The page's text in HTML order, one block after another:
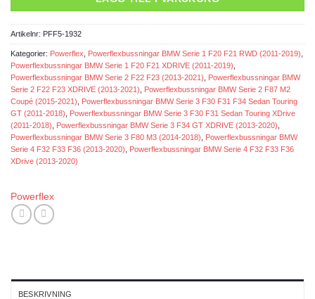
Artikelnr: PFF5-1932
Kategorier: Powerflex Powerflexbussningar BMW Serie 1 F20 F21 RWD (2011-2019)
Powerflexbussningar BMW Serie 1 F20 F21 XDRIVE (2011-2019)
Powerflexbussningar BMW Serie 2 F22 F23 (2013-2021)
Powerflexbussningar BMW
Serie 2 F22 F23 XDRIVE (2013-2021)
Powerflexbussningar BMW Serie 2 F87 M2
Coupé (2015-2021)
Powerflexbussningar BMW Serie 3 F30 F31 F34 Sedan Touring
GT (2011-2018)
Powerflexbussningar BMW Serie 3 F30 F31 Sedan Touring XDrive
(2011-2018)
Powerflexbussningar BMW Serie 3 F34 GT XDRIVE (2013-2020)
Powerflexbussningar BMW Serie 3 F80 M3 (2014-2018)
Powerflexbussningar BMW
Serie 4 F32 F33 F36 (2013-2020)
Powerflexbussningar BMW Serie 4 F32 F33 F36
XDrive (2013-2020)
Powerflex
BESKRIVNING